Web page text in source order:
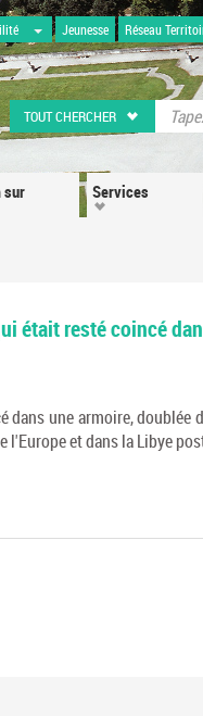
Jeunesse Réseau
TOUT CHERCHER
sur Services
était resté coincé
dans une armoire,
l'Europe et dans la Libye